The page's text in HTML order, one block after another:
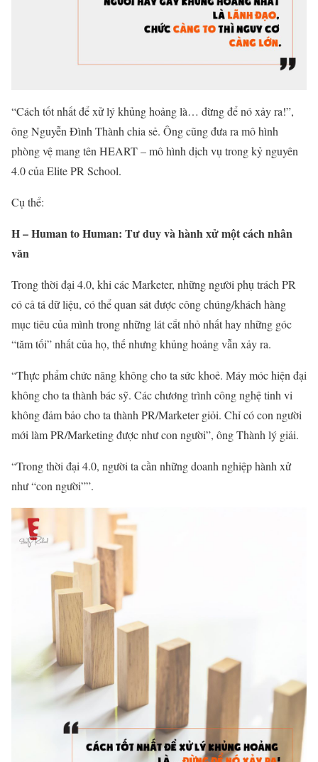
“Cách tốt nhất để xử lý khủng hoảng là… đừng để nó xảy ra!”,
ông Nguyễn Đình Thành chia sẻ. Ông cũng đưa ra mô hình
phòng vệ mang tên HEART – mô hình dịch vụ trong kỷ nguyên
4.0 của Elite PR School.
Cụ thể:
H – Human to Human: Tư duy và hành xử một cách nhân
văn
Trong thời đại 4.0, khi các Marketer, những người phụ trách PR
có cả tá dữ liệu, có thể quan sát được công chúng/khách hàng
mục tiêu của mình trong những lát cắt nhỏ nhất hay những góc
“tăm tối” nhất của họ, thế nhưng khủng hoảng vẫn xảy ra.
“Thực phẩm chức năng không cho ta sức khoẻ. Máy móc hiện đại
không cho ta thành bác sỹ. Các chương trình công nghệ tinh vi
không đảm bảo cho ta thành PR/Marketer giỏi. Chỉ có con người
mới làm PR/Marketing được như con người”, ông Thành lý giải.
“Trong thời đại 4.0, người ta cần những doanh nghiệp hành xử
như “con người””.